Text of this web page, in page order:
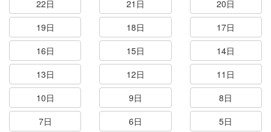
22日
21日
20日
19日
18日
17日
16日
15日
14日
13日
12日
11日
10日
9日
8日
7日
6日
5日